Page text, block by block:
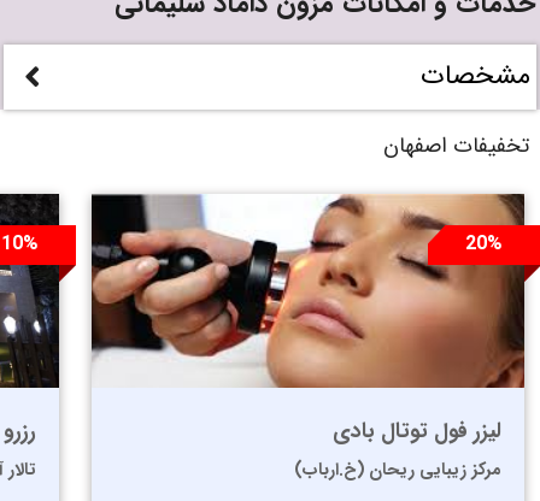
مشخصات
تخفیفات اصفهان
لیزر فول توتال بادی
مرکز زیبایی ریحان (خ.ارباب)
20%
تالار
10%